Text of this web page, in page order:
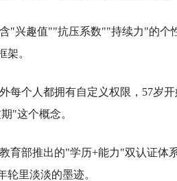
"兴趣值""抗压系数""持续力"的个
架。
个人都拥有自定义权限，57岁开
"这个概念。
育部推出的"学历+能力"双认证体
轮里淡淡的墨迹。